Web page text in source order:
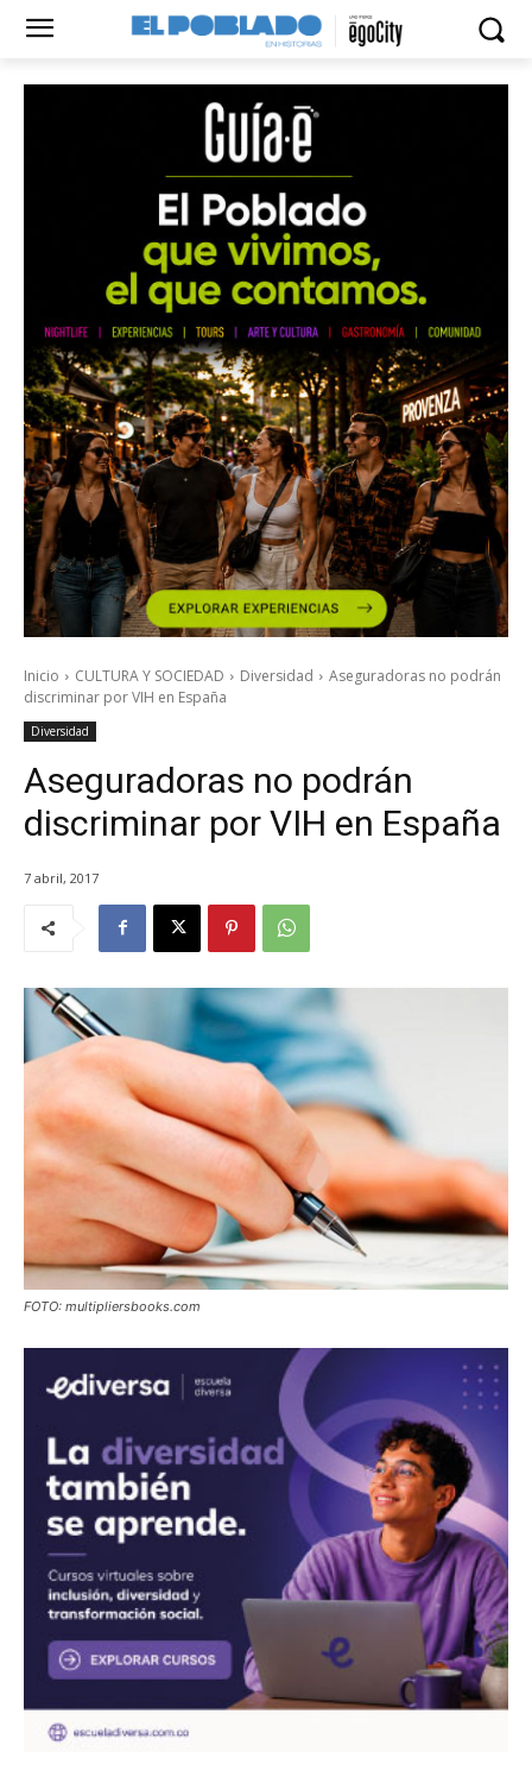
Inicio CULTURA Y SOCIEDAD Diversidad
Aseguradoras no podrán
discriminar por VIH en España
Diversidad
Aseguradoras no podrán
discriminar por VIH en España
7 abril, 2017
FOTO: multipliersbooks.com